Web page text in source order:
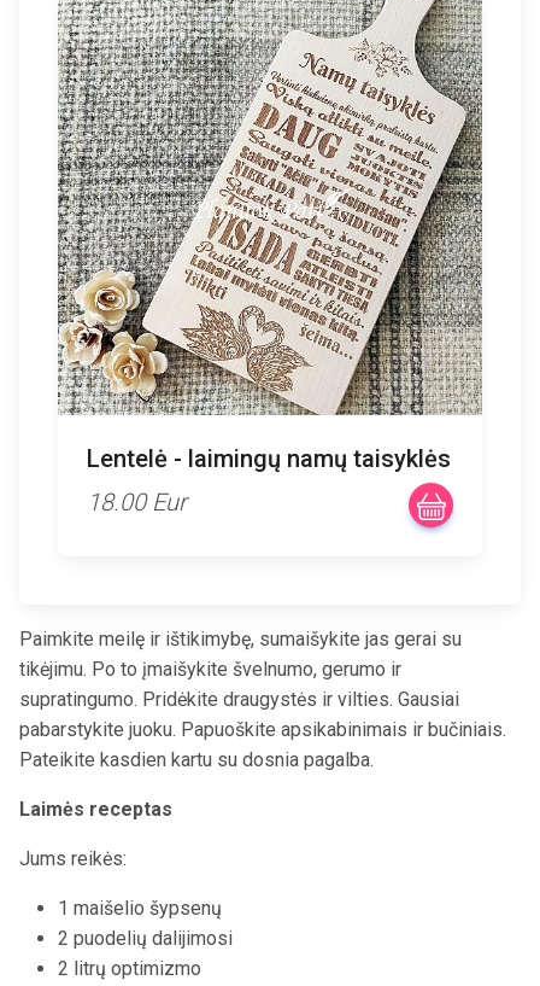
Lentelė - laimingų namų taisyklės
18.00 Eur
Paimkite meilę ir ištikimybę, sumaišykite jas gerai su
tikėjimu. Po to įmaišykite švelnumo, gerumo ir
supratingumo. Pridėkite draugystės ir vilties. Gausiai
pabarstykite juoku. Papuoškite apsikabinimais ir bučiniais.
Pateikite kasdien kartu su dosnia pagalba.
Laimės receptas
Jums reikės:
1 maišelio šypsenų
2 puodelių dalijimosi
2 litrų optimizmo